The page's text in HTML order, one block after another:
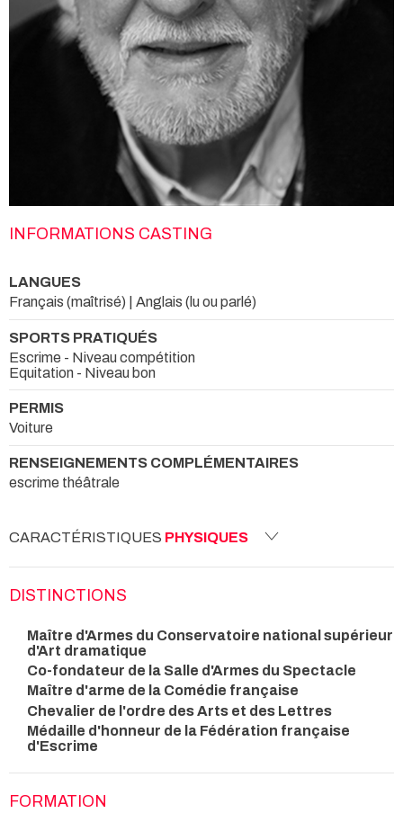
INFORMATIONS CASTING
LANGUES
Français (maîtrisé) | Anglais (lu ou parlé)
SPORTS PRATIQUÉS
Escrime - Niveau compétition
Equitation - Niveau bon
PERMIS
Voiture
RENSEIGNEMENTS COMPLÉMENTAIRES
escrime théâtrale
CARACTÉRISTIQUES PHYSIQUES
DISTINCTIONS
Maître d'Armes du Conservatoire national supérieur
d'Art dramatique
Co-fondateur de la Salle d'Armes du Spectacle
Maître d'arme de la Comédie française
Chevalier de l'ordre des Arts et des Lettres
Médaille d'honneur de la Fédération française
d'Escrime
FORMATION